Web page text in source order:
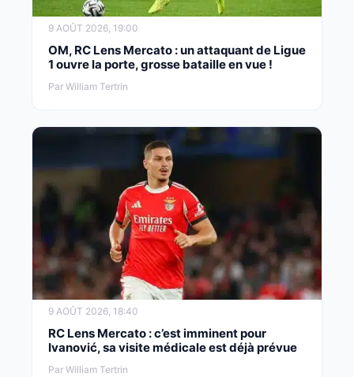
9 AOÛT 2026, 19:00
OM, RC Lens Mercato : un attaquant de Ligue
1 ouvre la porte, grosse bataille en vue !
Par William Tertrin
9 AOÛT 2026, 18:40
RC Lens Mercato : c’est imminent pour
Ivanović, sa visite médicale est déjà prévue
Par William Tertrin